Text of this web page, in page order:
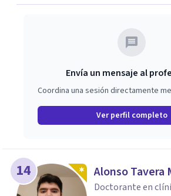
Envía un mensaje al
Coordina una sesión directamente
Ver perfil completo
14 Alonso Tavera
Doctorante en